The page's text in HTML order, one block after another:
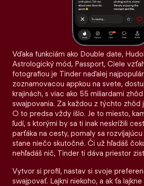
Vďaka funkciám ako Double date,
Astrologický mód, Passport, Ciele
fotografiou je Tinder naďalej
zoznamovacou appkou na svete,
krajinách, s viac ako 55 miliardami
swajpovania. Za každou z týchto zhôd
O to predsa vždy išlo. Je to miesto,
ľudí, s ktorými by sa ti inak neskrížili
parťáka na cesty, pomaly sa rozvíjajúcu
stane niečo skutočné. Či už hľadáš
nehľadáš nič, Tinder ti dáva priestor
Vytvor si profil, nastav si svoje
swajpovať. Lajkni niekoho, a ak ťa